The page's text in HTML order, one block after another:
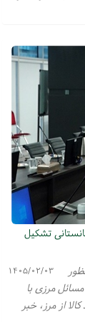
تشکیل
۱۴۰۵/۰۲/۰۳
مرزی با
از مرز، خبر